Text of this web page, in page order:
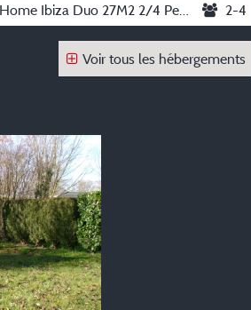
Mobil-Home Ibiza Duo 27M2 2/4 Pers 2-4
Voir tous les hébergements